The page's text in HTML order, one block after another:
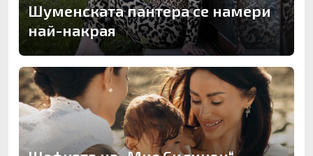
Шуменската пантера се намери
най-накрая